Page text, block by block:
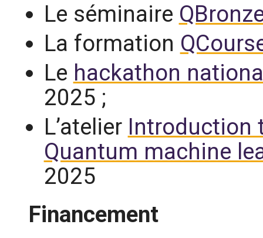
Le séminaire
La formation
Le hackathon
2025 ;
L’atelier Introduction
Quantum machine
2025
Financement